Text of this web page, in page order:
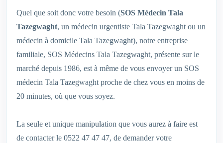
Quel que soit donc votre besoin (SOS Médecin Tala
Tazegwaght‎, un médecin urgentiste Tala Tazegwaght‎ ou un
médecin à domicile Tala Tazegwaght‎), notre entreprise
familiale, SOS Médecins Tala Tazegwaght‎, présente sur le
marché depuis 1986, est à même de vous envoyer un SOS
médecin Tala Tazegwaght‎ proche de chez vous en moins de
20 minutes, où que vous soyez.
La seule et unique manipulation que vous aurez à faire est
de contacter le 0522 47 47 47, de demander votre